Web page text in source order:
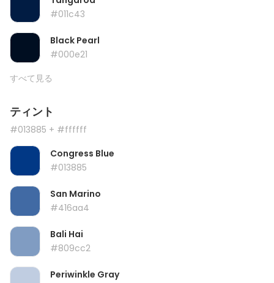
#011c43
Black Pearl
#000e21
すべて見る
ティント
#013885 + #ffffff
Congress Blue
#013885
San Marino
#416aa4
Bali Hai
#809cc2
Periwinkle Gray